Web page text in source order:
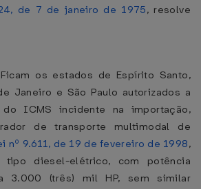
de 7 de janeiro de 1975, resolve
os estados de Espírito Santo,
Janeiro e São Paulo autorizados a
ICMS incidente na importação,
de transporte multimodal de
nº 9.611, de 19 de fevereiro de 1998,
diesel-elétrico, com potência
3.000 (três) mil HP, sem similar